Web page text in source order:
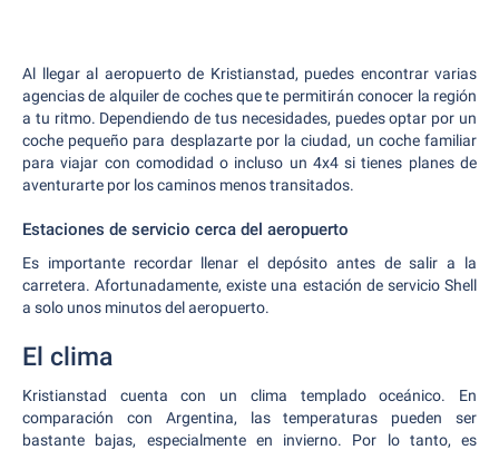
Al llegar al aeropuerto de Kristianstad, puedes encontrar varias
agencias de alquiler de coches que te permitirán conocer la región
a tu ritmo. Dependiendo de tus necesidades, puedes optar por un
coche pequeño para desplazarte por la ciudad, un coche familiar
para viajar con comodidad o incluso un 4x4 si tienes planes de
aventurarte por los caminos menos transitados.
Estaciones de servicio cerca del aeropuerto
Es importante recordar llenar el depósito antes de salir a la
carretera. Afortunadamente, existe una estación de servicio Shell
a solo unos minutos del aeropuerto.
El clima
Kristianstad cuenta con un clima templado oceánico. En
comparación con Argentina, las temperaturas pueden ser
bastante bajas, especialmente en invierno. Por lo tanto, es